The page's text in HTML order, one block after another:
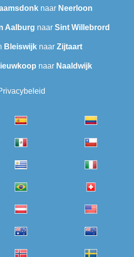
naar Neerloon
Aalburg naar Sint Willebrord
Bleiswijknaar Zijtaart
naar Naaldwijk